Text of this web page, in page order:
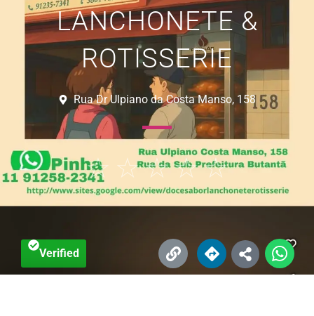
LANCHONETE &
ROTISSERIE
Rua Dr Ulpiano da Costa Manso, 158
☆ ☆☆☆☆
Verified